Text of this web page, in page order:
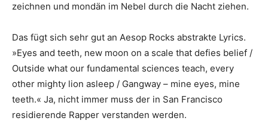
zeichnen und mondän im Nebel durch die Nacht ziehen.
Das fügt sich sehr gut an Aesop Rocks abstrakte Lyrics.
»Eyes and teeth, new moon on a scale that defies belief /
Outside what our fundamental sciences teach, every
other mighty lion asleep / Gangway – mine eyes, mine
teeth.« Ja, nicht immer muss der in San Francisco
residierende Rapper verstanden werden.